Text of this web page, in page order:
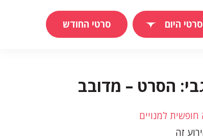
סרטי היום סרטי החודש
הסרט – מדובב
חופשית למנויים
זה